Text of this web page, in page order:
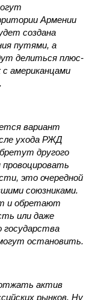
Армении
создана
путями, а
делиться плюс-
американцами
вариант
ухода РЖД
другого
это очередной
союзниками.
и обретают
или даже
государства
остановить.
актив
рынков. Ну